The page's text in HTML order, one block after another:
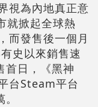
視為內地真正意
就掀起全球熱
而發售後一個月
史以來銷售速
首日，《黑神
台Steam平台